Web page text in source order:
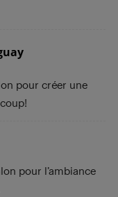
pour créer une
pour l’ambiance